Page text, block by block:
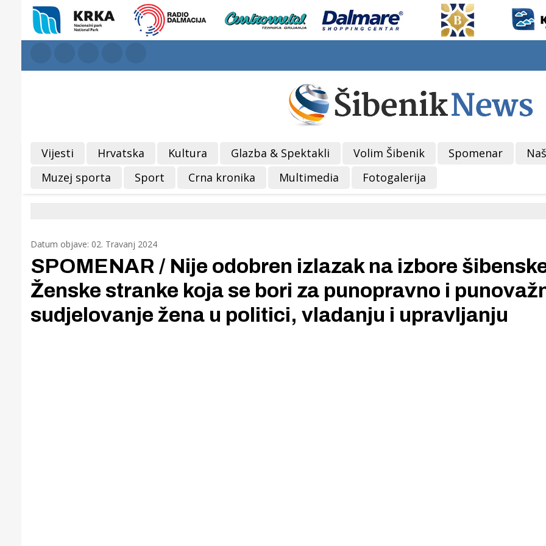
Vijesti Hrvatska Kultura Glazba & Spektakli Volim Šibenik Spomenar
Muzej sporta
Sport Crna kronika Multimedia Fotogalerija
Datum objave: 02. Travanj 2024
SPOMENAR / Nije odobren izlazak na izbore
Ženske stranke koja se bori za punopravno i
sudjelovanje žena u politici, vladanju i upravljanju